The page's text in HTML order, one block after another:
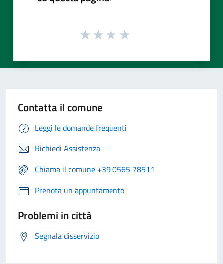
Contatta il comune
Leggi le domande frequenti
Richiedi Assistenza
Chiama il comune +39 0565 78511
Prenota un appuntamento
Problemi in città
Segnala disservizio